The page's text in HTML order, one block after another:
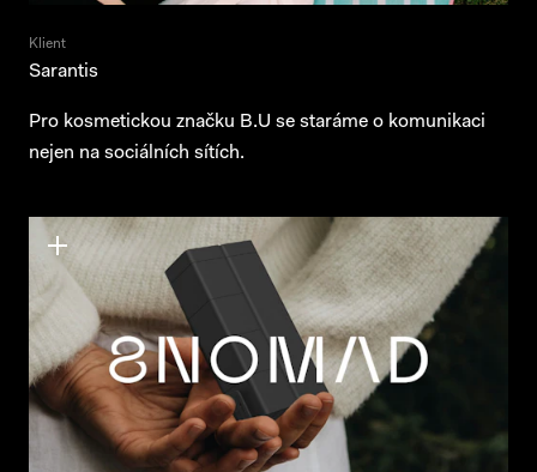
Klient
Sarantis
Pro kosmetickou značku B.U se staráme o komunikaci
nejen na sociálních sítích.